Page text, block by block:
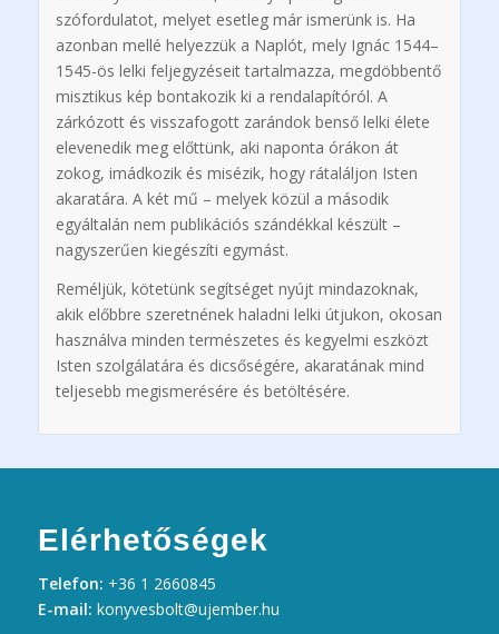
szófordulatot, melyet esetleg már ismerünk is. Ha
azonban mellé helyezzük a Naplót, mely Ignác 1544–
1545-ös lelki feljegyzéseit tartalmazza, megdöbbentő
misztikus kép bontakozik ki a rendalapítóról. A
zárkózott és visszafogott zarándok benső lelki élete
elevenedik meg előttünk, aki naponta órákon át
zokog, imádkozik és misézik, hogy rátaláljon Isten
akaratára. A két mű – melyek közül a második
egyáltalán nem publikációs szándékkal készült –
nagyszerűen kiegészíti egymást.
Reméljük, kötetünk segítséget nyújt mindazoknak,
akik előbbre szeretnének haladni lelki útjukon, okosan
használva minden természetes és kegyelmi eszközt
Isten szolgálatára és dicsőségére, akaratának mind
teljesebb megismerésére és betöltésére.
Elérhetőségek
Telefon: +36 1 2660845
E-mail: konyvesbolt@ujember.hu